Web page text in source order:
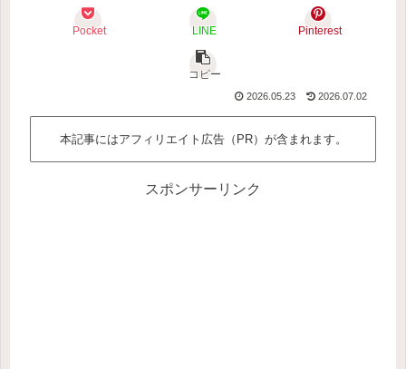
Pocket LINE Pinterest
コピー
2026.05.23 2026.07.02
本記事にはアフィリエイト広告（PR）が含まれます。
スポンサーリンク